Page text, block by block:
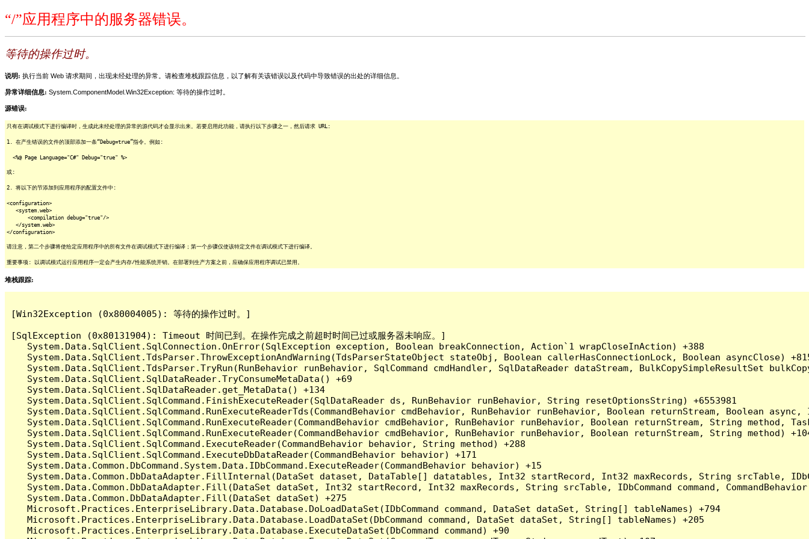
“/”应用程序中的服务器错误。
等待的操作过时。
说明: 执行当前 Web 请求期间，出现未经处理的异常。请检查堆栈跟踪信息，以了解有关该错误以及代码中导致错误的出处的详细信息。
异常详细信息: System.ComponentModel.Win32Exception: 等待的操作过时。
源错误:
只有在调试模式下进行编译时，生成此未经处理的异常的源代码才会显示出来。若要启用此功能，请执行以下步骤之一，然后请求 URL:
1. 在产生错误的文件的顶部添加一条“Debug=true”指令。例如:
<%@ Page Language="C#" Debug="true" %>
或:
2. 将以下的节添加到应用程序的配置文件中:
<configuration>
<system.web>
<compilation debug="true"/>
</system.web>
</configuration>
请注意，第二个步骤将使给定应用程序中的所有文件在调试模式下进行编译；第一个步骤仅使该特定文件在调试模式下进行编译。
重要事项: 以调试模式运行应用程序一定会产生内存/性能系统开销。在部署到生产方案之前，应确保应用程序调试已禁用。
堆栈跟踪:
[Win32Exception (0x80004005): 等待的操作过时。]
[SqlException (0x80131904): Timeout 时间已到。在操作完成之前超时时间已过或服务器未响应。]
   System.Data.SqlClient.SqlConnection.OnError(SqlException exception, Boolean breakConnection, Action`1 wrapCloseInAction) +388
System.Data.SqlClient.TdsParser.ThrowExceptionAndWarning(TdsParserStateObject stateObj, Boolean callerHasConnectionLock, Boolean asyncClose)
System.Data.SqlClient.TdsParser.TryRun(RunBehavior runBehavior, SqlCommand cmdHandler, SqlDataReader dataStream, BulkCopySimpleResultSet
   System.Data.SqlClient.SqlDataReader.TryConsumeMetaData() +69
   System.Data.SqlClient.SqlDataReader.get_MetaData() +134
   System.Data.SqlClient.SqlCommand.FinishExecuteReader(SqlDataReader ds, RunBehavior runBehavior, String resetOptionsString) +6553981
System.Data.SqlClient.SqlCommand.RunExecuteReaderTds(CommandBehavior cmdBehavior, RunBehavior runBehavior, Boolean returnStream, Boolean
System.Data.SqlClient.SqlCommand.RunExecuteReader(CommandBehavior cmdBehavior, RunBehavior runBehavior, Boolean returnStream, String method,
System.Data.SqlClient.SqlCommand.RunExecuteReader(CommandBehavior cmdBehavior, RunBehavior runBehavior, Boolean returnStream, String method)
   System.Data.SqlClient.SqlCommand.ExecuteReader(CommandBehavior behavior, String method) +288
   System.Data.SqlClient.SqlCommand.ExecuteDbDataReader(CommandBehavior behavior) +171
   System.Data.Common.DbCommand.System.Data.IDbCommand.ExecuteReader(CommandBehavior behavior) +15
System.Data.Common.DbDataAdapter.FillInternal(DataSet dataset, DataTable[] datatables, Int32 startRecord, Int32 maxRecords, String srcTable,
System.Data.Common.DbDataAdapter.Fill(DataSet dataSet, Int32 startRecord, Int32 maxRecords, String srcTable, IDbCommand command,
   System.Data.Common.DbDataAdapter.Fill(DataSet dataSet) +275
   Microsoft.Practices.EnterpriseLibrary.Data.Database.DoLoadDataSet(IDbCommand command, DataSet dataSet, String[] tableNames) +794
   Microsoft.Practices.EnterpriseLibrary.Data.Database.LoadDataSet(DbCommand command, DataSet dataSet, String[] tableNames) +205
   Microsoft.Practices.EnterpriseLibrary.Data.Database.ExecuteDataSet(DbCommand command) +90